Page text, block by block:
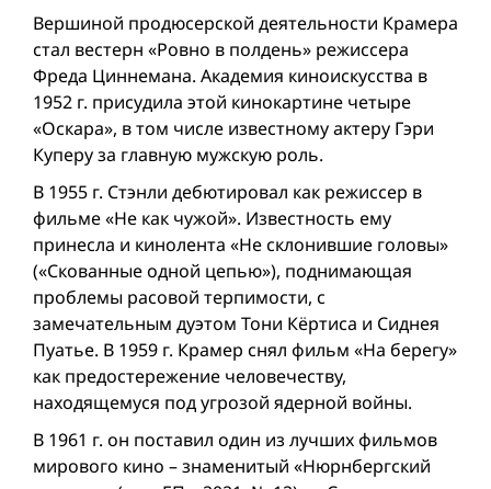
Вершиной продюcерской деятельности Крамера
стал вестерн «Ровно в полдень» режиссера
Фреда Циннемана. Академия киноискусства в
1952 г. присудила этой кинокартине четыре
«Оскара», в том числе известному актеру Гэри
Куперу за главную мужскую роль.
В 1955 г. Стэнли дебютировал как режиссер в
фильме «Не как чужой». Известность ему
принесла и кинолента «Не склонившие головы»
(«Скованные одной цепью»), поднимающая
проблемы расовой терпимости, с
замечательным дуэтом Тони Кёртиса и Сиднея
Пуатье. В 1959 г. Крамер снял фильм «На берегу»
как предостережение человечеству,
находящемуся под угрозой ядерной вой­ны.
В 1961 г. он поставил один из лучших фильмов
мирового кино – знаменитый «Нюрнбергский